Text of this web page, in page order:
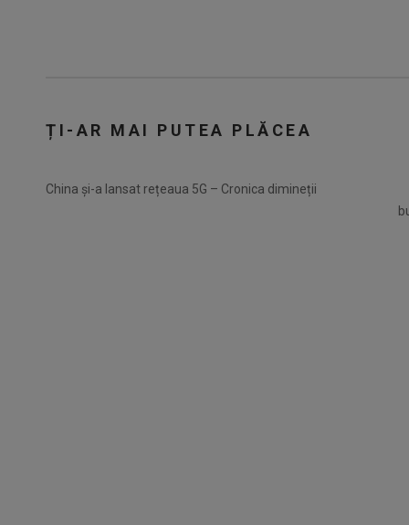
ȚI-AR MAI PUTEA PLĂCEA
China și-a lansat rețeaua 5G – Cronica dimineții